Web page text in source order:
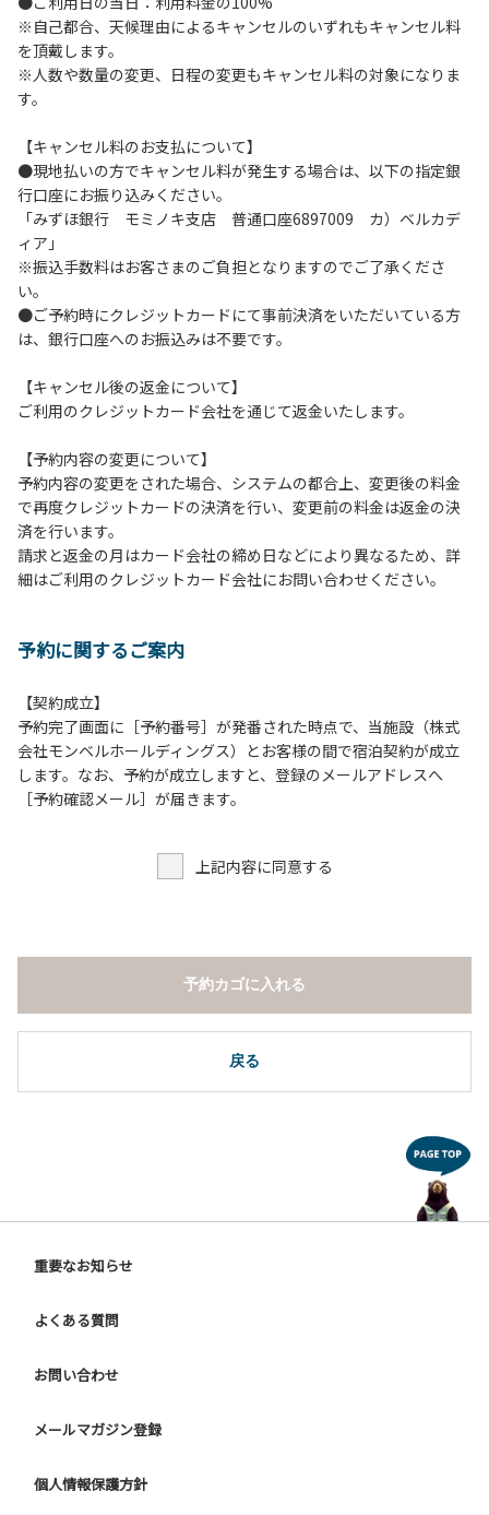
５.ヴィレッジ場内を車で移動する場合は、徐行運転
（5km/h以下）を行ってください。
６.施設内は土足禁止です。
７.コテージ・団体宿泊棟内は禁煙です。喫煙は指定の場所で
８.ゴミは分別した上で、燃えるごみ以外は中身を洗い、チェ
ックアウト時はシンクに置いてください。
９.不可抗力以外の事由により建造物、家具、備品、その他の
物品を損傷、紛失、汚染させた場合には、相当額を弁償して
いただくことがあります。
１０.施設内（駐車場含む）での事故や盗難などにつきまして
は、一切の責任を負いかねます。
１１.夜間お車で外出される場合は、駐車場出入り口のバリケ
ードを手動で外してください。※バリケードは都度、元の位
１２.ヴィレッジ場内外灯の消灯時間は21時です。
１.動物（ペット類）の同伴はご遠慮願います。
２.安全管理上、お子様の単独での行動はご遠慮ください。
３.調度品などの持ち出しはしないでください。
４.ご訪問客とのコテージ内での面会はご遠慮願います。
５.テラス、施設内等での花火は禁止です。河原で行う場合は
火の始末の確認、ごみの持ち帰りをお願いします。
７.地面での直火による焚き火、BBQ、キャンプファイヤー
８.テラスでのBBQの利用後は、炭の鎮火の確認をお願いい
たします。
【団体宿泊棟ご利用上の注意事項ならびに禁止事項】
１.食堂や厨房の共用部の独占利用はご遠慮ください。
４.調度品などの持ち出しはしないでください。
７.周囲に迷惑となるような行為（夜間の大声での談笑等）や
他人に嫌悪感を与えるような行為はお止めください。
８.地面での直火による焚き火、BBQ、キャンプファイヤー
は禁止します。
※自己都合、天候理由によるキャンセルのいずれもキャンセル料
を頂戴します。
※人数や数量の変更、日程の変更もキャンセル料の対象になりま
す。
【キャンセル料のお支払について】
●現地払いの方でキャンセル料が発生する場合は、以下の指定銀
行口座にお振り込みください。
「みずほ銀行 モミノキ支店 普通口座6897009 カ）ベルカデ
ィア」
※振込手数料はお客さまのご負担となりますのでご了承くださ
い。
●ご予約時にクレジットカードにて事前決済をいただいている方
は、銀行口座へのお振込みは不要です。
【キャンセル後の返金について】
ご利用のクレジットカード会社を通じて返金いたします。
【予約内容の変更について】
予約内容の変更をされた場合、システムの都合上、変更後の料金
で再度クレジットカードの決済を行い、変更前の料金は返金の決
済を行います。
請求と返金の月はカード会社の締め日などにより異なるため、詳
細はご利用のクレジットカード会社にお問い合わせください。
予約に関するご案内
【契約成立】
予約完了画面に［予約番号］が発番された時点で、当施設（株式
会社モンベルホールディングス）とお客様の間で宿泊契約が成立
します。なお、予約が成立しますと、登録のメールアドレスへ
［予約確認メール］が届きます。
上記内容に同意する
戻る
予約カゴに入れる
重要なお知らせ
よくある質問
お問い合わせ
メールマガジン登録
個人情報保護方針